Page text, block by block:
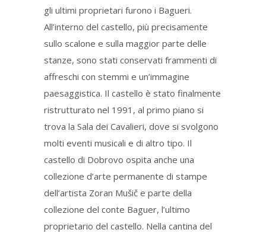
gli ultimi proprietari furono i Bagueri.
All’interno del castello, più precisamente
sullo scalone e sulla maggior parte delle
stanze, sono stati conservati frammenti di
affreschi con stemmi e un’immagine
paesaggistica. Il castello è stato finalmente
ristrutturato nel 1991, al primo piano si
trova la Sala dei Cavalieri, dove si svolgono
molti eventi musicali e di altro tipo. Il
castello di Dobrovo ospita anche una
collezione d’arte permanente di stampe
dell’artista Zoran Mušič e parte della
collezione del conte Baguer, l’ultimo
proprietario del castello. Nella cantina del